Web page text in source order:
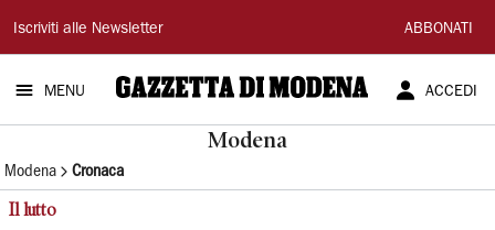
Gazzetta
di
Modena
Iscriviti alle Newsletter ABBONATI
MENU ACCEDI
Modena
Modena Cronaca
Il lutto